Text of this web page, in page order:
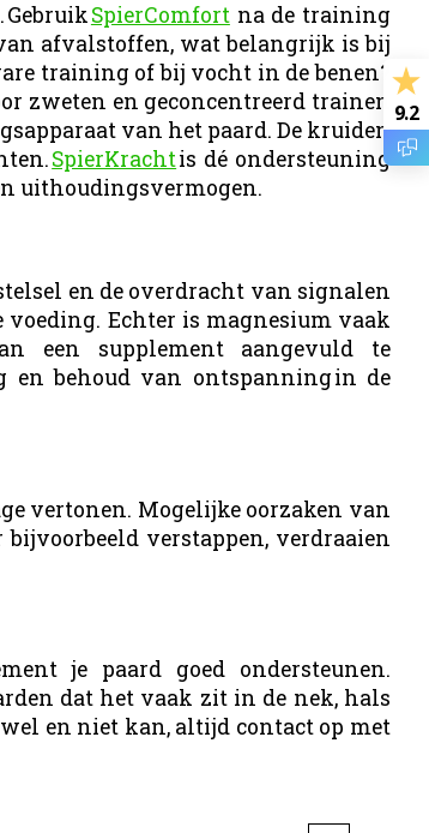
SpierComfortna de training
afvalstoffen, wat belangrijk is bij
training of bij vocht in de benen?
zweten en geconcentreerd trainen
van het paard. De kruiden
SpierKrachtis dé ondersteuning
uithoudingsvermogen.
en de overdracht van signalen
Echter is magnesium vaak
een supplement aangevuld te
en behoud van ontspanning in de
vertonen. Mogelijke oorzaken van
verstappen, verdraaien
je paard goed ondersteunen.
dat het vaak zit in de nek, hals
en niet kan, altijd contact op met
9.2